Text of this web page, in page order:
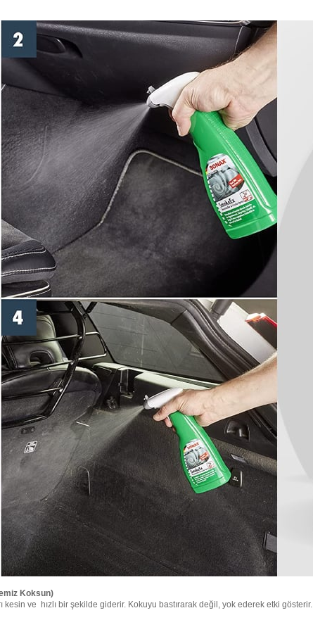
Koksun)
ve hızlı bir şekilde giderir. Kokuyu bastırarak değil, yok ederek etki gösterir.